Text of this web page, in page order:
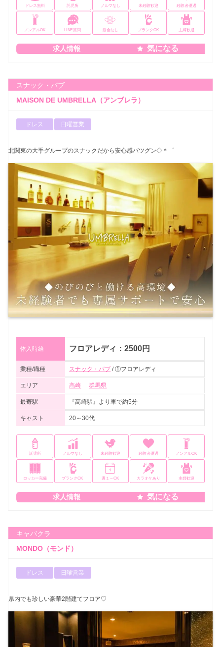
ドレス無料 託児所 ノルマなし 未経験歓迎 経験者優遇
ノンアルOK LINE質問 罰金なし ブランクOK 主婦歓迎
求人情報 気になる
スナック・パブ
MAISON DE UMBRELLA（アンブレラ）
ドレス 日曜営業
北関東の大手グループのスナックだから安心感バツグン◇＊゜
体入時給 フロアレディ：2500円
業種/職種 スナック・パブ / ①フロアレディ
エリア 高崎 群馬県
最寄駅 『高崎駅』より車で約5分
キャスト 20～30代
託児所 ノルマなし 未経験歓迎 経験者優遇 ノンアルOK
ロッカー完備 ブランクOK 週１～OK カラオケあり 主婦歓迎
求人情報 気になる
キャバクラ
MONDO（モンド）
ドレス 日曜営業
県内でも珍しい豪華2階建てフロア♡